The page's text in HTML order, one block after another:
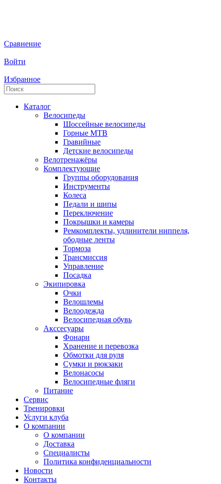
Сравнение
Войти
Избранное
Каталог
Велосипеды
Шоссейные велосипеды
Горные МTB
Гравийные
Детские велосипеды
Велотренажёры
Комплектующие
Группы оборудования
Инструменты
Колеса
Педали и шипы
Переключение
Покрышки и камеры
Ремкомплекты, удлинители ниппеля,
ободные ленты
Тормоза
Трансмиссия
Управление
Посадка
Экипировка
Очки
Велошлемы
Велоодежда
Велосипедная обувь
Акссесуары
Фонари
Хранение и перевозка
Обмотки для руля
Сумки и рюкзаки
Велонасосы
Велосипедные фляги
Питание
Сервис
Тренировки
Услуги клуба
О компании
О компании
Доставка
Специалисты
Политика конфиденциальности
Новости
Контакты